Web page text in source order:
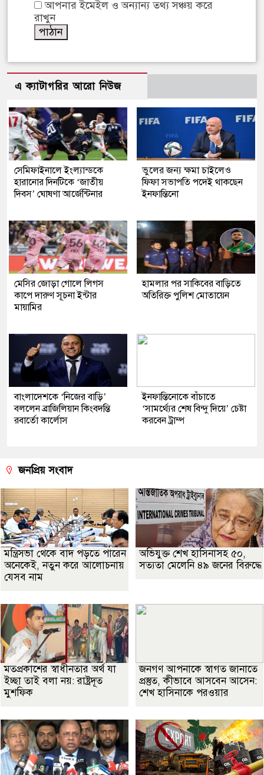
আপনার ইমেইল ও অন্যান্য তথ্য সঞ্চয় করে
রাখুন
এ ক্যাটাগরির আরো নিউজ
সেমিফাইনালে ইংল্যান্ডকে
হারানোর দিনটিকে ‘জাতীয়
দিবস’ ঘোষণা আর্জেন্টিনার
ভুলের জন্য ক্ষমা চাইলেও
ফিফা সভাপতি পদেই থাকছেন
ইনফান্তিনো
মেসির জোড়া গোলে লিগস
কাপে দারুণ সূচনা ইন্টার
মায়ামির
হামলার পর সাকিবের বাড়িতে
অতিরিক্ত পুলিশ মোতায়েন
বাংলাদেশকে ‘নিজের বাড়ি’
বললেন ব্রাজিলিয়ান কিংবদন্তি
রবার্তো কার্লোস
ইনফান্তিনোকে বাঁচাতে
‘সামর্থ্যের শেষ বিন্দু দিয়ে’ চেষ্টা
করবেন ট্রাম্প
জনপ্রিয় সংবাদ
মন্ত্রিসভা থেকে বাদ পড়তে পারেন
অনেকেই, নতুন করে আলোচনায়
যেসব নাম
অভিযুক্ত শেখ হাসিনাসহ ৫০,
সত্যতা মেলেনি ৪৯ জনের বিরুদ্ধে
মতপ্রকাশের স্বাধীনতার অর্থ যা
ইচ্ছা তাই বলা নয়: রাষ্ট্রদূত
মুশফিক
জনগণ আপনাকে স্বাগত জানাতে
প্রস্তুত, কীভাবে আসবেন আসেন:
শেখ হাসিনাকে পরওয়ার